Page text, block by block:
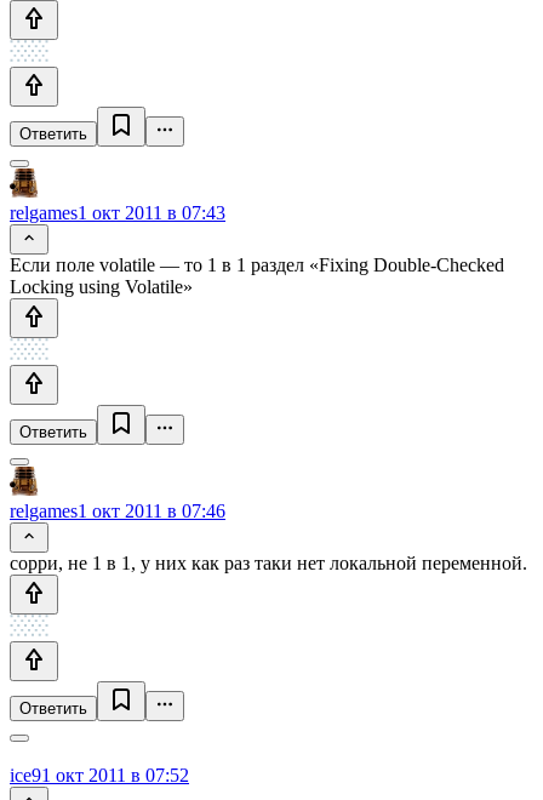
Ответить
relgames1 окт 2011 в 07:43
Если поле volatile — то 1 в 1 раздел «Fixing Double-Checked
Locking using Volatile»
Ответить
relgames1 окт 2011 в 07:46
сорри, не 1 в 1, у них как раз таки нет локальной переменной.
Ответить
ice91 окт 2011 в 07:52